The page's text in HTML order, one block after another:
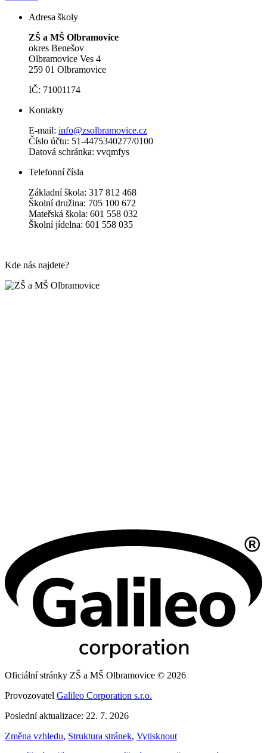
Adresa školy
ZŠ a MŠ Olbramovice
okres Benešov
Olbramovice Ves 4
259 01 Olbramovice
IČ: 71001174
Kontakty
E-mail: info@zsolbramovice.cz
Číslo účtu: 51-4475340277/0100
Datová schránka: vvqmfys
Telefonní čísla
Základní škola: 317 812 468
Školní družina: 705 100 672
Mateřská škola: 601 558 032
Školní jídelna: 601 558 035
Kde nás najdete?
Oficiální stránky ZŠ a MŠ Olbramovice © 2026
Provozovatel Galileo Corporation s.r.o.
Poslední aktualizace: 22. 7. 2026
Změna vzhledu, Struktura stránek, Vytisknout